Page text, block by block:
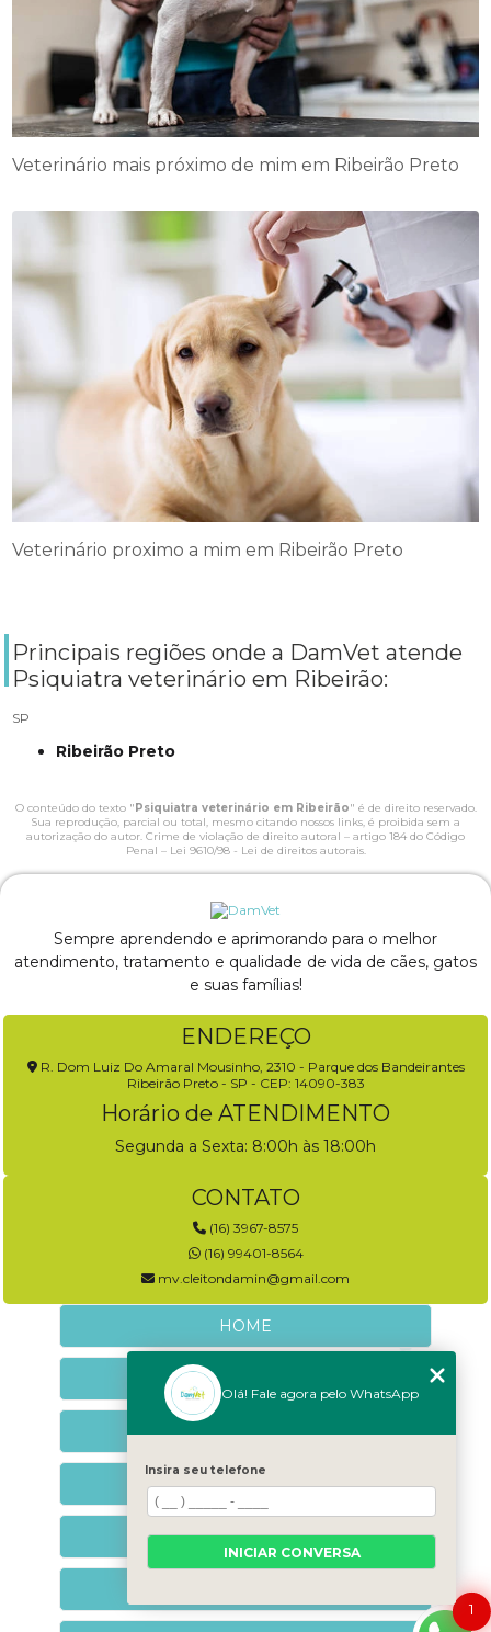
Veterinário mais próximo de mim em Ribeirão Preto
Veterinário proximo a mim em Ribeirão Preto
Principais regiões onde a DamVet atende
Psiquiatra veterinário em Ribeirão:
SP
Ribeirão Preto
O conteúdo do texto " Psiquiatra veterinário em Ribeirão" é de direito reservado.
Sua reprodução, parcial ou total, mesmo citando nossos links, é proibida sem a
autorização do autor. Crime de violação de direito autoral – artigo 184 do Código
Penal – Lei 9610/98 - Lei de direitos autorais.
Sempre aprendendo e aprimorando para o melhor
atendimento, tratamento e qualidade de vida de cães, gatos
e suas famílias!
ENDEREÇO
R. Dom Luiz Do Amaral Mousinho, 2310 - Parque dos Bandeirantes
Ribeirão Preto - SP - CEP: 14090-383
Horário de ATENDIMENTO
Segunda a Sexta: 8:00h às 18:00h
CONTATO
(16) 3967-8575
(16) 99401-8564
mv.cleitondamin@gmail.com
HOME
EMPRESA
NEUROLOGIA VETERINÁRIA
NEUROCOMPORTAMENTAL
CONTATO
1
Olá! Fale agora pelo WhatsApp
Insira seu telefone
INICIAR CONVERSA